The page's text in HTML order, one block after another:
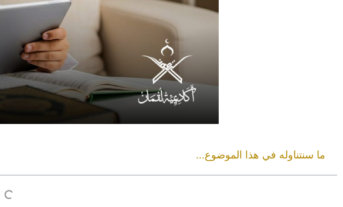
ما سنتناوله في هذا الموضوع...